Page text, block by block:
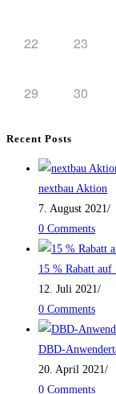
22 23
29 30
Recent Posts
nextbau Aktion
7. August 2021/
0 Comments
15 % Rabatt
12. Juli 2021/
0 Comments
DBD-
20. April 2021/
0 Comments